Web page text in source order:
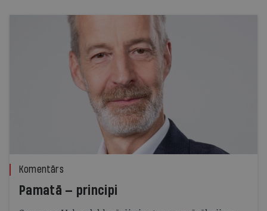
Komentārs
Pamatā — principi